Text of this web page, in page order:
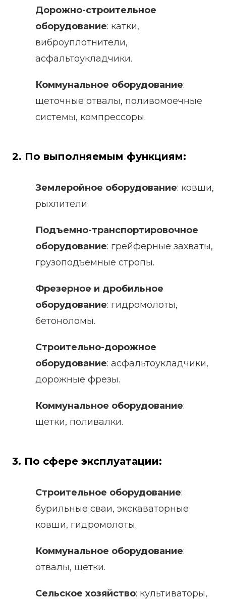
Дорожно-строительное
оборудование: катки,
виброуплотнители,
асфальтоукладчики.
Коммунальное оборудование:
щеточные отвалы, поливомоечные
системы, компрессоры.
2. По выполняемым функциям:
Землеройное оборудование: ковши,
рыхлители.
Подъемно-транспортировочное
оборудование: грейферные захваты,
грузоподъемные стропы.
Фрезерное и дробильное
оборудование: гидромолоты,
бетоноломы.
Строительно-дорожное
оборудование: асфальтоукладчики,
дорожные фрезы.
Коммунальное оборудование:
щетки, поливалки.
3. По сфере эксплуатации:
Строительное оборудование:
бурильные сваи, экскаваторные
ковши, гидромолоты.
Коммунальное оборудование:
отвалы, щетки.
Сельское хозяйство: культиваторы,